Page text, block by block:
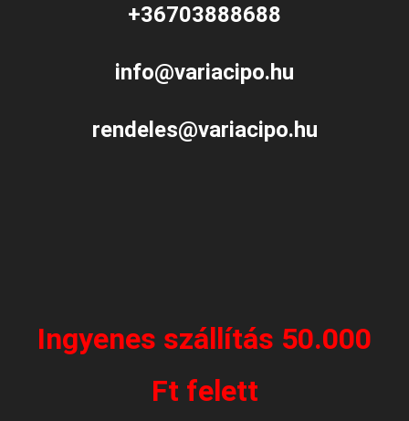
+36703888688
info@variacipo.hu
rendeles@variacipo.hu
Ingyenes szállítás 50.000
Ft felett